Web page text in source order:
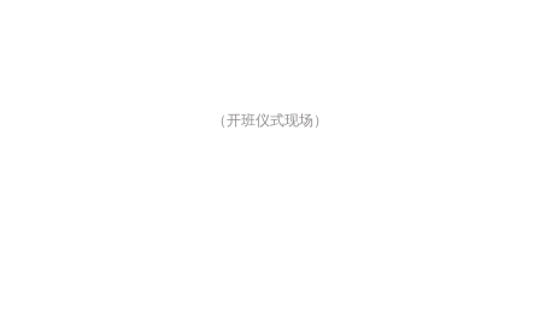
（开班仪式现场）